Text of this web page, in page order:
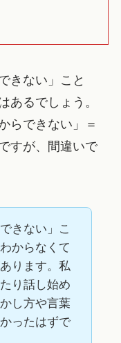
きない」こと
あるでしょう。
らできない」＝
すが、間違いで
きない」こ
からなくて
ります。私
り話し始め
し方や言葉
ったはずで